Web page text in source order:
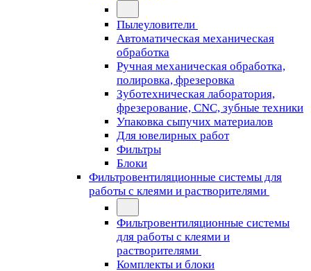
Пылеуловители
Автоматическая механическая
обработка
Ручная механическая обработка,
полировка, фрезеровка
Зуботехническая лаборатория,
фрезерование, CNC, зубные техники
Упаковка сыпучих материалов
Для ювелирных работ
Фильтры
Блоки
Фильтровентиляционные системы для
работы с клеями и растворителями
Фильтровентиляционные системы
для работы с клеями и
растворителями
Комплекты и блоки